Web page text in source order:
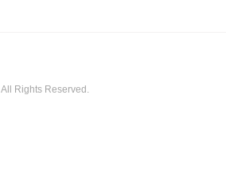
All Rights Reserved.